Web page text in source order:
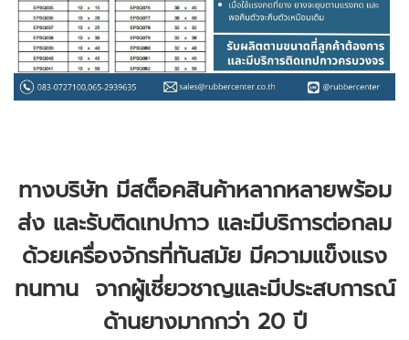
ทางบริษัท มีสต็อคสินค้าหลากหลายพร้อม
ส่ง และรับติดเทปกาว และมีบริการต่อกลม
ด้วยเครื่องจักรที่ทันสมัย มีความแข็งแรง
ทนทาน จากผู้เชี่ยวชาญและมีประสบการณ์
ด้านยางมากกว่า 20 ปี